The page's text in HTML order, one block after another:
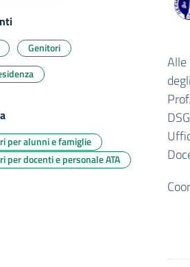
Genitori
per alunni e famiglie
per docenti e personale ATA